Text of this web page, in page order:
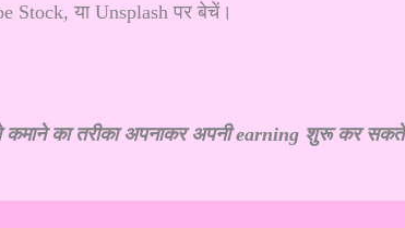
Stock, या Unsplash पर बेचें।
कमाने का तरीका अपनाकर अपनी earning शुरू कर सकते